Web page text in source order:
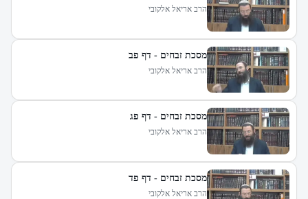
הרב אריאל אלקובי
מסכת זבחים - דף פב
הרב אריאל אלקובי
מסכת זבחים - דף פג
הרב אריאל אלקובי
מסכת זבחים - דף פד
הרב אריאל אלקובי